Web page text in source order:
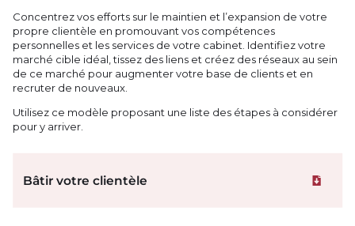
Concentrez vos efforts sur le maintien et l’expansion de votre
propre clientèle en promouvant vos compétences
personnelles et les services de votre cabinet. Identifiez votre
marché cible idéal, tissez des liens et créez des réseaux au sein
de ce marché pour augmenter votre base de clients et en
recruter de nouveaux.
Utilisez ce modèle proposant une liste des étapes à considérer
pour y arriver.
Bâtir votre clientèle